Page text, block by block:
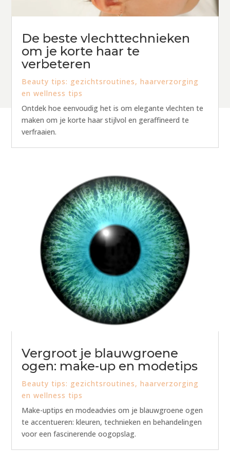
De beste vlechttechnieken
om je korte haar te
verbeteren
Beauty tips: gezichtsroutines, haarverzorging
en wellness tips
Ontdek hoe eenvoudig het is om elegante vlechten te
maken om je korte haar stijlvol en geraffineerd te
verfraaien.
Vergroot je blauwgroene
ogen: make-up en modetips
Beauty tips: gezichtsroutines, haarverzorging
en wellness tips
Make-uptips en modeadvies om je blauwgroene ogen
te accentueren: kleuren, technieken en behandelingen
voor een fascinerende oogopslag.